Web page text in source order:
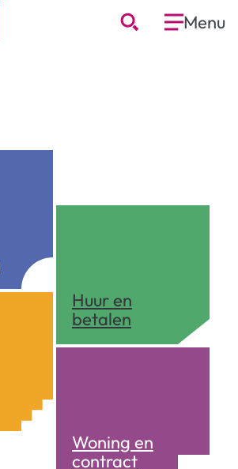
Menu
Huur en
betalen
Woning en
contract